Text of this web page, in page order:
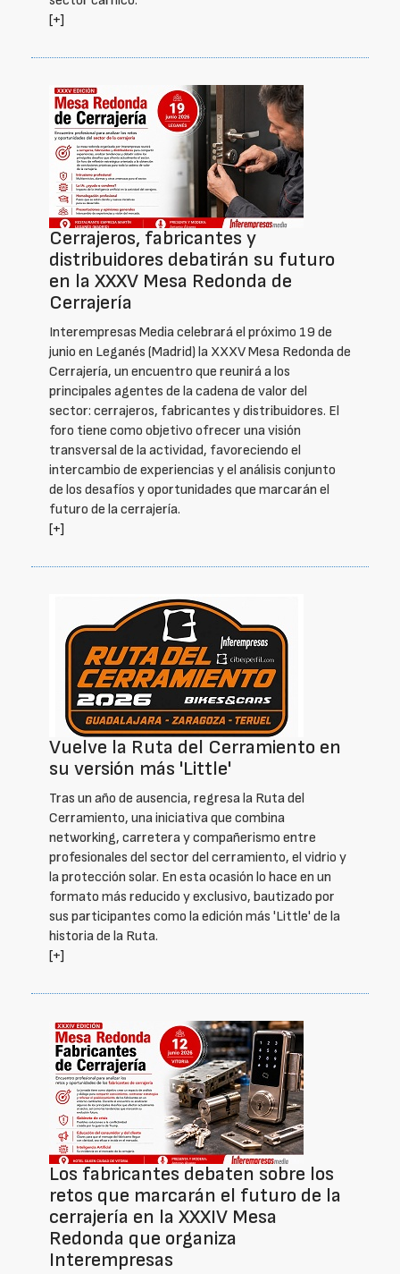
[+]
Cerrajeros, fabricantes y
distribuidores debatirán su futuro
en la XXXV Mesa Redonda de
Cerrajería
Interempresas Media celebrará el próximo 19 de
junio en Leganés (Madrid) la XXXV Mesa Redonda de
Cerrajería, un encuentro que reunirá a los
principales agentes de la cadena de valor del
sector: cerrajeros, fabricantes y distribuidores. El
foro tiene como objetivo ofrecer una visión
transversal de la actividad, favoreciendo el
intercambio de experiencias y el análisis conjunto
de los desafíos y oportunidades que marcarán el
futuro de la cerrajería.
[+]
Vuelve la Ruta del Cerramiento en
su versión más 'Little'
Tras un año de ausencia, regresa la Ruta del
Cerramiento, una iniciativa que combina
networking, carretera y compañerismo entre
profesionales del sector del cerramiento, el vidrio y
la protección solar. En esta ocasión lo hace en un
formato más reducido y exclusivo, bautizado por
sus participantes como la edición más 'Little' de la
historia de la Ruta.
[+]
Los fabricantes debaten sobre los
retos que marcarán el futuro de la
cerrajería en la XXXIV Mesa
Redonda que organiza
Interempresas